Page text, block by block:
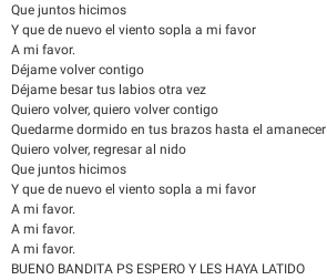
Que juntos hicimos
Y que de nuevo el viento sopla a mi favor
A mi favor.
Déjame volver contigo
Déjame besar tus labios otra vez
Quiero volver, quiero volver contigo
Quedarme dormido en tus brazos hasta el amanecer
Quiero volver, regresar al nido
Que juntos hicimos
Y que de nuevo el viento sopla a mi favor
A mi favor.
A mi favor.
A mi favor.
BUENO BANDITA PS ESPERO Y LES HAYA LATIDO